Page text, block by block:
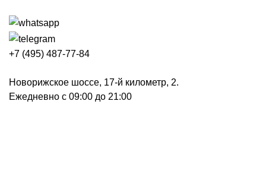
+7 (495) 487-77-84
Новорижское шоссе, 17-й километр, 2.
Ежедневно с 09:00 до 21:00